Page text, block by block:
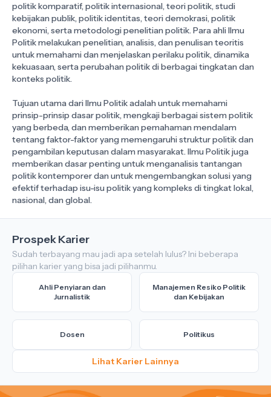
politik komparatif, politik internasional, teori politik, studi
kebijakan publik, politik identitas, teori demokrasi, politik
ekonomi, serta metodologi penelitian politik. Para ahli Ilmu
Politik melakukan penelitian, analisis, dan penulisan teoritis
untuk memahami dan menjelaskan perilaku politik, dinamika
kekuasaan, serta perubahan politik di berbagai tingkatan dan
konteks politik.
Tujuan utama dari Ilmu Politik adalah untuk memahami
prinsip-prinsip dasar politik, mengkaji berbagai sistem politik
yang berbeda, dan memberikan pemahaman mendalam
tentang faktor-faktor yang memengaruhi struktur politik dan
pengambilan keputusan dalam masyarakat. Ilmu Politik juga
memberikan dasar penting untuk menganalisis tantangan
politik kontemporer dan untuk mengembangkan solusi yang
efektif terhadap isu-isu politik yang kompleks di tingkat lokal,
Prospek Karier
Sudah terbayang mau jadi apa setelah lulus? Ini beberapa
pilihan karier yang bisa jadi pilihanmu.
Ahli Penyiaran dan
Jurnalistik
Manajemen Resiko Politik
dan Kebijakan
Dosen Politikus
Lihat Karier Lainnya